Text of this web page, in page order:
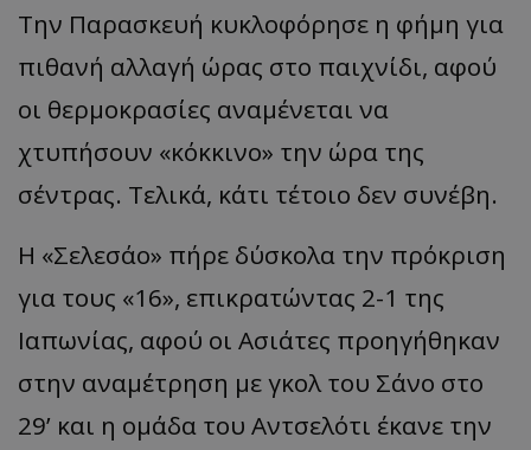
Την Παρασκευή κυκλοφόρησε η φήμη για
πιθανή αλλαγή ώρας στο παιχνίδι, αφού
οι θερμοκρασίες αναμένεται να
χτυπήσουν «κόκκινο» την ώρα της
σέντρας. Τελικά, κάτι τέτοιο δεν συνέβη.
Η «Σελεσάο» πήρε δύσκολα την πρόκριση
για τους «16», επικρατώντας 2-1 της
Ιαπωνίας, αφού οι Ασιάτες προηγήθηκαν
στην αναμέτρηση με γκολ του Σάνο στο
29’ και η ομάδα του Αντσελότι έκανε την